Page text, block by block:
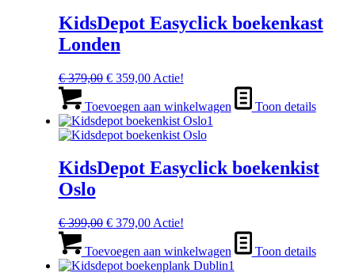
KidsDepot Easyclick boekenkast
Londen
€379,00 Oorspronkelijke
was:
€ 379,00.
€359,00Huidige
is:
€ 359,00.
Actie!
Toevoegen aan winkelwagen Toon details
KidsDepot Easyclick boekenkist
Oslo
€399,00 Oorspronkelijke
was:
€ 399,00.
€379,00Huidige
is:
€ 379,00.
Actie!
Toevoegen aan winkelwagen Toon details